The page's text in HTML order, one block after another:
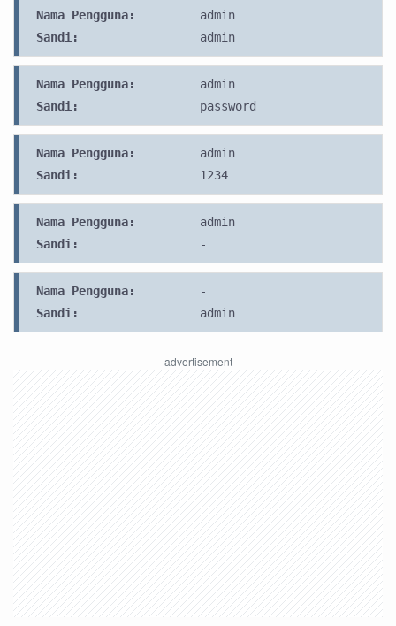
Nama Pengguna:
admin
Sandi:
admin
Nama Pengguna:
admin
Sandi:
password
Nama Pengguna:
admin
Sandi:
1234
Nama Pengguna:
admin
Sandi:
-
Nama Pengguna:
-
Sandi:
admin